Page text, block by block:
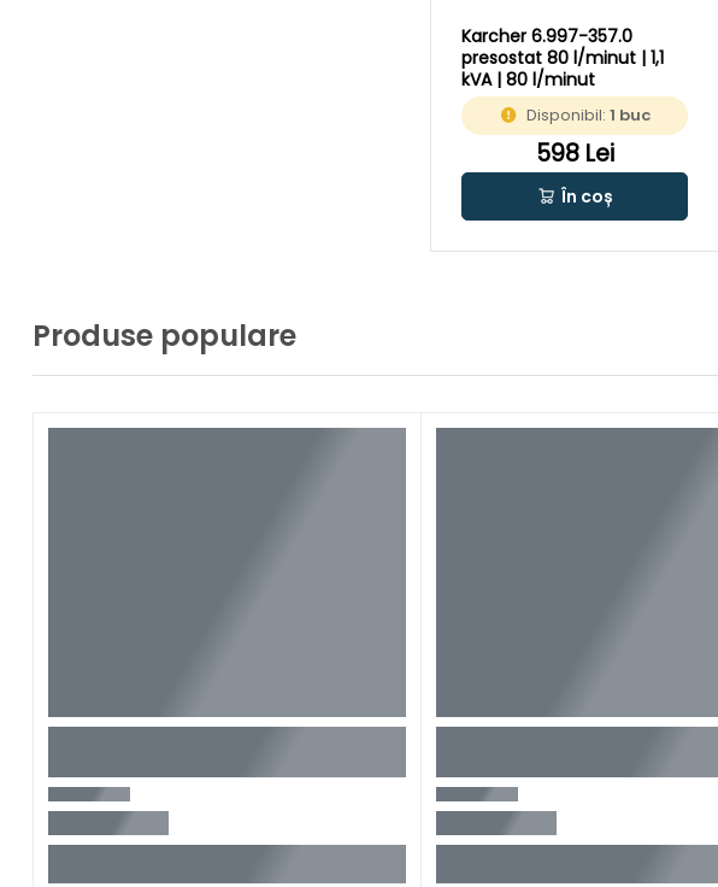
Karcher 6.997-357.0
presostat 80 l/minut | 1,1
kVA | 80 l/minut
Disponibil:1 buc
598 Lei
În coș
Produse populare